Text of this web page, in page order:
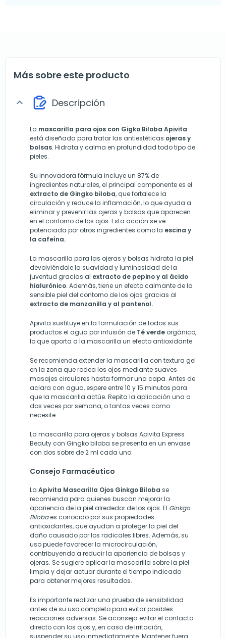
Más sobre este producto
expand_more Descripción
La mascarilla para ojos con Gigko Biloba Apivita
está diseñada para tratar las antiestéticas ojeras y
bolsas. Hidrata y calma en profundidad todo tipo de
pieles.
Su innovadora fórmula incluye un 87% de
ingredientes naturales, el principal componente es el
extracto de Gingko biloba, que fortalece la
circulación y reduce la inflamación, lo que ayuda a
eliminar y prevenir las ojeras y bolsas que aparecen
en el contorno de los ojos. Esta acción se ve
potenciada por otros ingredientes como la escina y
la cafeína.
La mascarilla para las ojeras y bolsas hidrata la piel
devolviéndole la suavidad y luminosidad de la
juventud gracias al extracto de pepino y al ácido
hialurónico. Además, tiene un efecto calmante de la
sensible piel del contorno de los ojos gracias al
extracto de manzanilla y al pantenol.
Apivita sustituye en la formulación de todos sus
productos el agua por infusión de Té verde orgánico,
lo que aporta a la mascarilla un efecto antioxidante.
Se recomienda extender la mascarilla con textura gel
en la zona que rodea los ojos mediante suaves
masajes circulares hasta formar una capa. Antes de
aclara con agua, espere entre 10 y 15 minutos para
que la mascarilla actúe. Repita la aplicación una o
dos veces por semana, o tantas veces como
necesite.
La mascarilla para ojeras y bolsas Apivita Express
Beauty con Gingko biloba se presenta en un envase
con dos sobre de 2 ml cada uno.
Consejo Farmacéutico
La Apivita Mascarilla Ojos Ginkgo Biloba se
recomienda para quienes buscan mejorar la
apariencia de la piel alrededor de los ojos. El Ginkgo
Bilobaes conocido por sus propiedades
antioxidantes, que ayudan a proteger la piel del
daño causado por los radicales libres. Además, su
uso puede favorecer la microcirculación,
contribuyendo a reducir la apariencia de bolsas y
ojeras. Se sugiere aplicar la mascarilla sobre la piel
limpia y dejar actuar durante el tiempo indicado
para obtener mejores resultados.
Es importante realizar una prueba de sensibilidad
antes de su uso completo para evitar posibles
reacciones adversas. Se aconseja evitar el contacto
directo con los ojos y, en caso de irritación,